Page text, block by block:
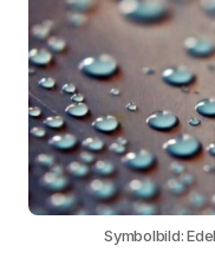
Symbolbild: